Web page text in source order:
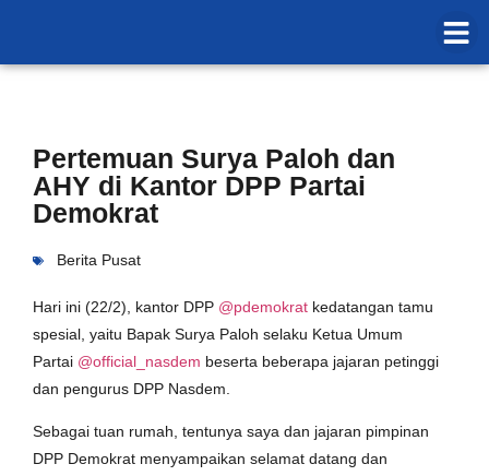
Pertemuan Surya Paloh dan
AHY di Kantor DPP Partai
Demokrat
Berita Pusat
Hari ini (22/2), kantor DPP @pdemokrat kedatangan tamu
spesial, yaitu Bapak Surya Paloh selaku Ketua Umum
Partai @official_nasdem beserta beberapa jajaran petinggi
dan pengurus DPP Nasdem.
Sebagai tuan rumah, tentunya saya dan jajaran pimpinan
DPP Demokrat menyampaikan selamat datang dan